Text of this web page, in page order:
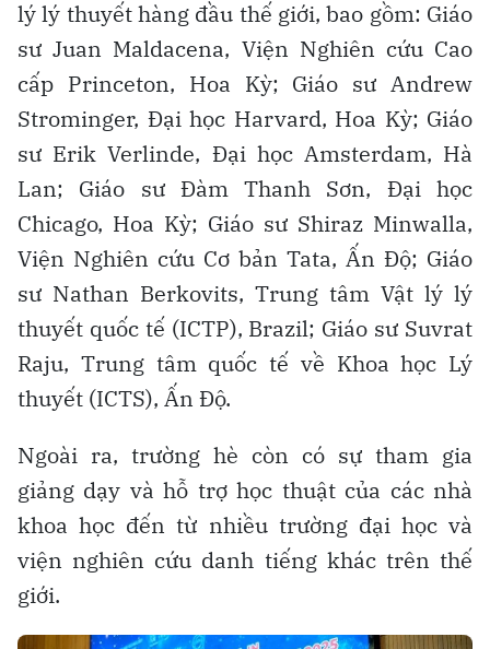
lý lý thuyết hàng đầu thế giới, bao gồm: Giáo
sư Juan Maldacena, Viện Nghiên cứu Cao
cấp Princeton, Hoa Kỳ; Giáo sư Andrew
Strominger, Đại học Harvard, Hoa Kỳ; Giáo
sư Erik Verlinde, Đại học Amsterdam, Hà
Lan; Giáo sư Đàm Thanh Sơn, Đại học
Chicago, Hoa Kỳ; Giáo sư Shiraz Minwalla,
Viện Nghiên cứu Cơ bản Tata, Ấn Độ; Giáo
sư Nathan Berkovits, Trung tâm Vật lý lý
thuyết quốc tế (ICTP), Brazil; Giáo sư Suvrat
Raju, Trung tâm quốc tế về Khoa học Lý
thuyết (ICTS), Ấn Độ.
Ngoài ra, trường hè còn có sự tham gia
giảng dạy và hỗ trợ học thuật của các nhà
khoa học đến từ nhiều trường đại học và
viện nghiên cứu danh tiếng khác trên thế
giới.